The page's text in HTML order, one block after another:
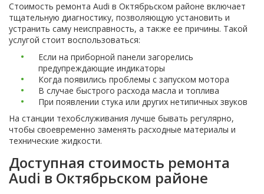
Стоимость ремонта Audi в Октябрьском районе включает
тщательную диагностику, позволяющую установить и
устранить саму неисправность, а также ее причины. Такой
услугой стоит воспользоваться:
Если на приборной панели загорелись
предупреждающие индикаторы
Когда появились проблемы с запуском мотора
В случае быстрого расхода масла и топлива
При появлении стука или других нетипичных звуков
На станции техобслуживания лучше бывать регулярно,
чтобы своевременно заменять расходные материалы и
технические жидкости.
Доступная стоимость ремонта
Audi в Октябрьском районе